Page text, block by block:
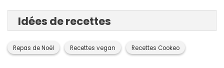
Idées de recettes
Repas de Noël Recettes vegan Recettes Cookeo